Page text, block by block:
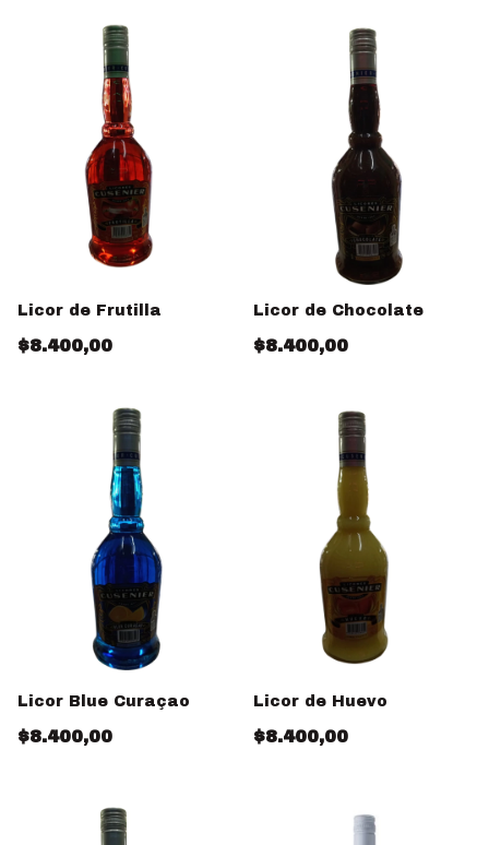
Licor de Frutilla
$8.400,00
Licor de Chocolate
$8.400,00
Licor Blue Curaçao
$8.400,00
Licor de Huevo
$8.400,00